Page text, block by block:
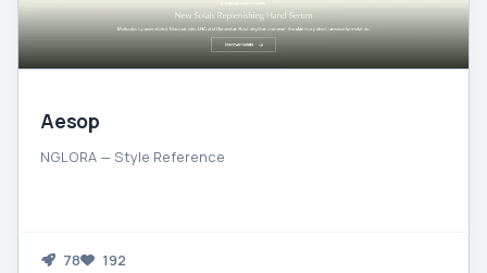
Aesop
NGLORA — Style Reference
78 192